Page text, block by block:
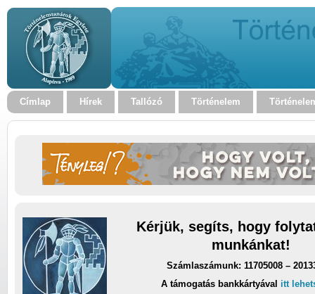
Címlap Hírek Tallózó Történelem
Kérjük, segíts, hogy
munkánkat!
Számlaszámunk: 11705008 –
A támogatás bankkártyával itt